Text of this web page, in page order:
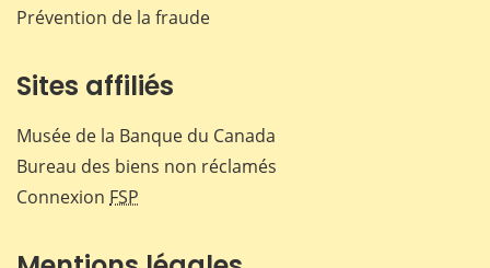
Prévention de la fraude
Sites affiliés
Musée de la Banque du Canada
Bureau des biens non réclamés
Connexion FSP